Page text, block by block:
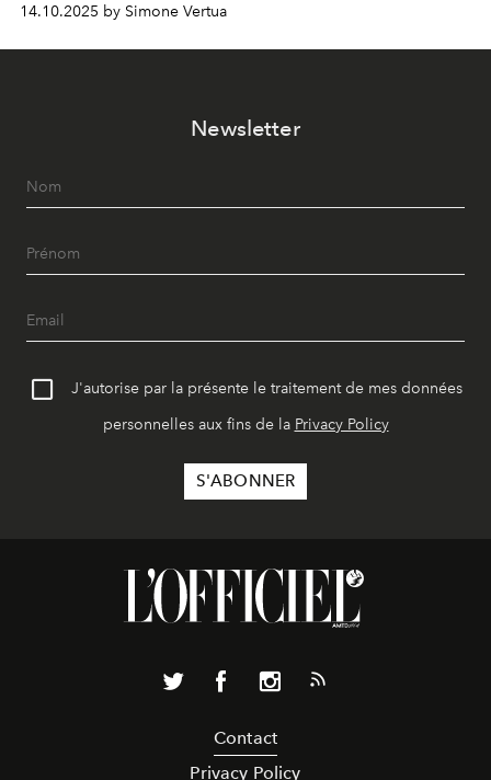
14.10.2025 by Simone Vertua
Newsletter
J'autorise par la présente le traitement de mes données
personnelles aux fins de la Privacy Policy
Contact
Privacy Policy